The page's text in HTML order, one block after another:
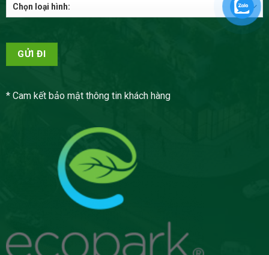
* Cam kết bảo mật thông tin khách hàng